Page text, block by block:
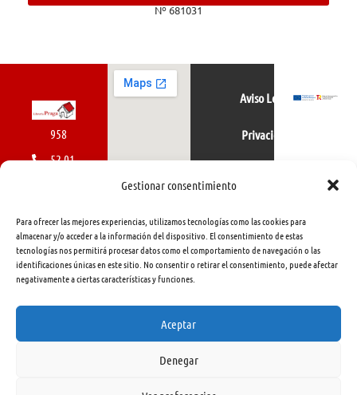
Gestionar consentimiento
Para ofrecer las mejores experiencias, utilizamos tecnologías como las cookies para
almacenar y/o acceder a la información del dispositivo. El consentimiento de estas
tecnologías nos permitirá procesar datos como el comportamiento de navegación o las
identificaciones únicas en este sitio. No consentir o retirar el consentimiento, puede afectar
negativamente a ciertas características y funciones.
Aceptar
Denegar
Nº 681031
958
52 01
462
415
info@libreriapraga.com
Gracia,
Aviso Legal
Privacidad